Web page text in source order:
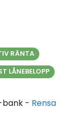
RÄNTA
LÅNEBELOPP
bank - Rensa